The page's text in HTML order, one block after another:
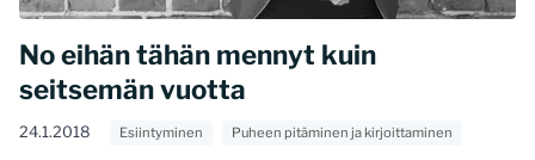
No eihän tähän mennyt kuin
seitsemän vuotta
24.1.2018 Esiintyminen Puheen pitäminen ja kirjoittaminen